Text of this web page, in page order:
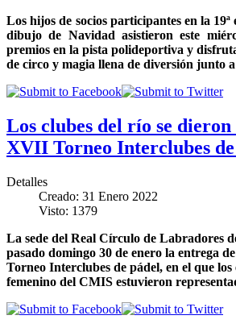
Los hijos de socios participantes en la
dibujo de Navidad asistieron este
premios en la pista polideportiva y
de circo y magia llena de diversión junto
Los clubes del río se dieron
XVII Torneo Interclubes
Detalles
Creado: 31 Enero 2022
Visto: 1379
La sede del Real Círculo de Labradores
pasado domingo 30 de enero la entrega
Torneo Interclubes de pádel, en el que
femenino del CMIS estuvieron